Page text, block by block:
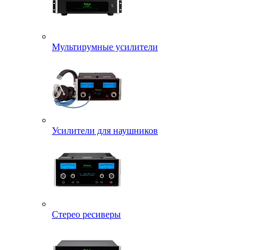
Мультирумные усилители
Усилители для наушников
Стерео ресиверы